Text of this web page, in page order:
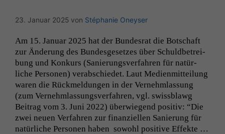
23. Januar 2025 von Stéphanie Oneyser
Am 15. Jan­u­ar 2025 hat der Bun­desrat die Botschaft
zur Änderung des Bun­des­ge­set­zes über Schuld­be­trei­
bung und Konkurs (Sanierungsver­fahren für natür­
liche Per­so­n­en) ver­ab­schiedet. Laut Medi­en­mit­teilung
waren die Rück­mel­dun­gen in der Vernehm­las­sung
(zum Vernehm­las­sungsver­fahren, vgl. swiss­blawg
Beitrag vom 3. Juni 2022) über­wiegend pos­i­tiv: “Die
zwei neuen Ver­fahren zur finanziellen Sanierung für
natür­liche Per­so­n­en haben sowohl pos­i­tive Effek­te …
deaktivieren,
Website nicht
zu 100%
funktionieren.
Marketing
Wir speichern
anonyme Daten ab,
um interne